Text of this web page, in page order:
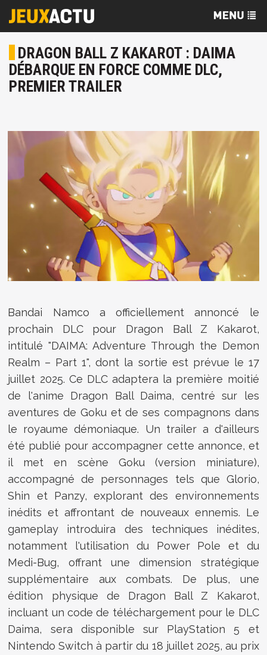
DRAGON BALL Z KAKAROT : DAIMA
DÉBARQUE EN FORCE COMME DLC,
PREMIER TRAILER
Bandai Namco a officiellement annoncé le
prochain DLC pour Dragon Ball Z Kakarot,
intitulé "DAIMA: Adventure Through the Demon
Realm – Part 1", dont la sortie est prévue le 17
juillet 2025. Ce DLC adaptera la première moitié
de l'anime Dragon Ball Daima, centré sur les
aventures de Goku et de ses compagnons dans
le royaume démoniaque. Un trailer a d'ailleurs
été publié pour accompagner cette annonce, et
il met en scène Goku (version miniature),
accompagné de personnages tels que Glorio,
Shin et Panzy, explorant des environnements
inédits et affrontant de nouveaux ennemis. Le
gameplay introduira des techniques inédites,
notamment l'utilisation du Power Pole et du
Medi-Bug, offrant une dimension stratégique
supplémentaire aux combats. De plus, une
édition physique de Dragon Ball Z Kakarot,
incluant un code de téléchargement pour le DLC
Daima, sera disponible sur PlayStation 5 et
Nintendo Switch à partir du 18 juillet 2025, au prix